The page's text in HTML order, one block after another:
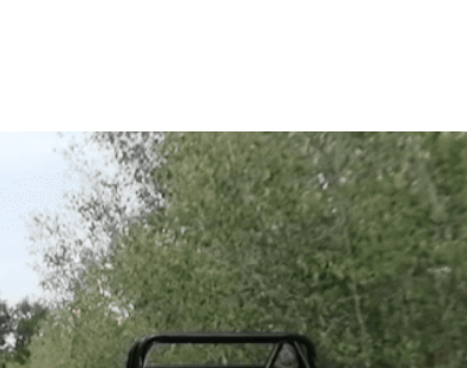
impacto
Destacados Estado Policiaca
Perdieron a sus seres
una casa
3 de agosto de 2026 Redacción